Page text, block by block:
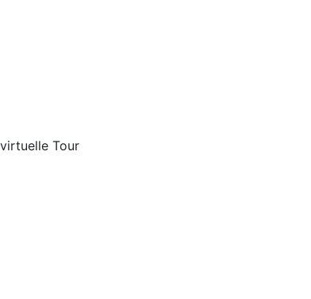
virtuelle Tour